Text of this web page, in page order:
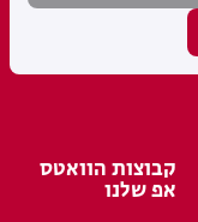
קבוצות הוואטס
אפ שלנו